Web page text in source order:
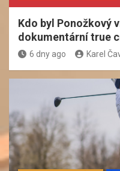
Kdo byl Ponožkový
dokumentární true
6 dny ago Karel